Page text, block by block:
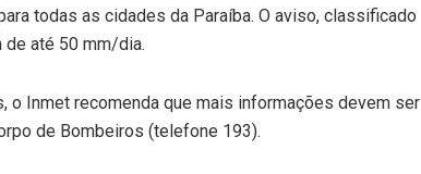
todas as cidades da Paraíba. O aviso, classificado
de até 50 mm/dia.
o Inmet recomenda que mais informações devem ser
de Bombeiros (telefone 193).